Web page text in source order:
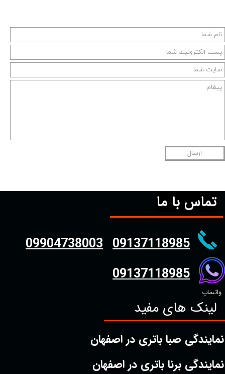
ارسال
تماس با ما
واتساپ
09904738003 09137118985
09137118985
لینک های مفید
نمایندگی صبا باتری در اصفهان
نمایندگی برنا باتری در اصفهان